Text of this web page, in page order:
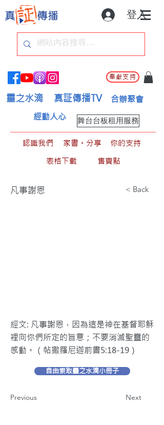
登入
奉獻支持
靈之水滴 真証傳播TV 合辦聚會
舞台台板租用服務
經動人心
認識我們 家書。分享
你的支持
表格下載
售賣點
凡事謝恩 < Back
經文: 凡事謝恩，因為這是神在基督耶穌
裡向你們所定的旨意；不要消滅聖靈的
感動。（帖撒羅尼迦前書5:18-19）
自由索取靈之水滴小冊子
Previous Next